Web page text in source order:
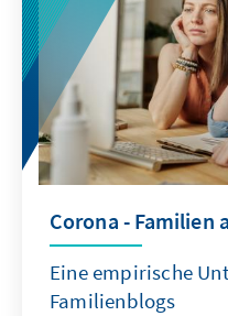
Corona - Familien
Eine empirische
Familienblogs